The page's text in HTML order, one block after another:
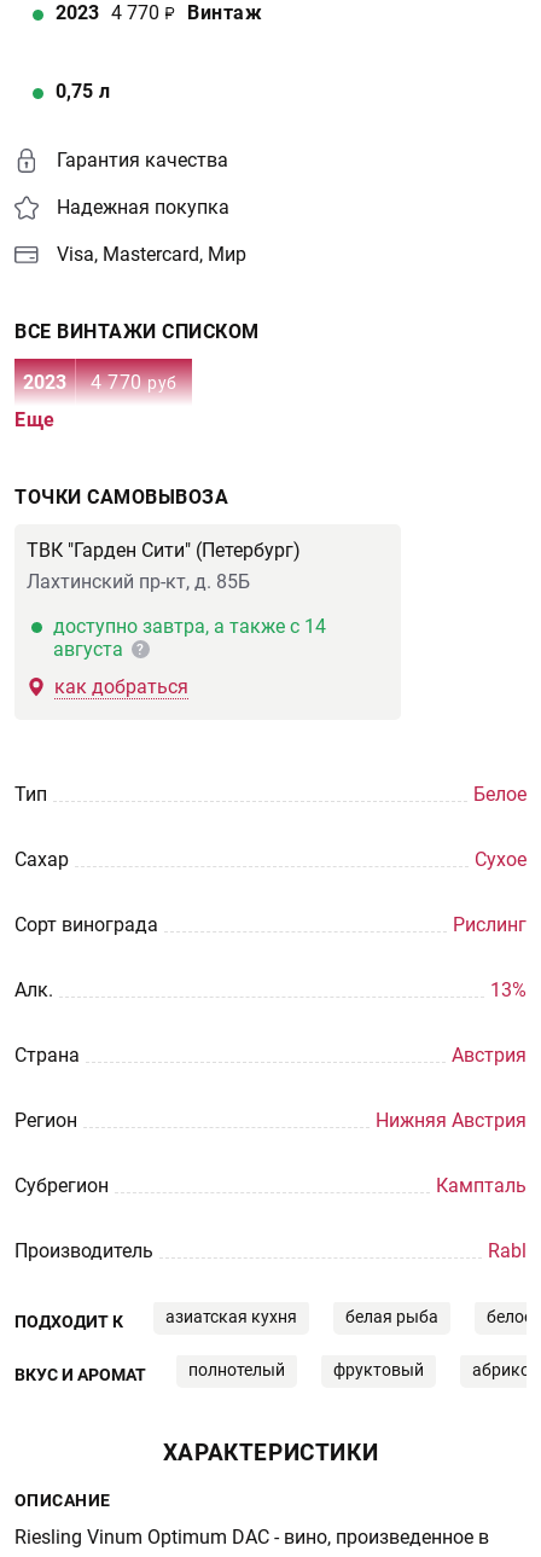
2023 4 770 Винтаж
0,75 л
Гарантия качества
Надежная покупка
Visa, Mastercard, Мир
ВСЕ ВИНТАЖИ СПИСКОМ
2023 4 770руб
Еще
ТОЧКИ САМОВЫВОЗА
ТВК "Гарден Сити" (Петербург)
Лахтинский пр-кт, д. 85Б
доступно завтра, а также с 14
августа
?
как добраться
Тип Белое
Сахар Сухое
Сорт винограда Рислинг
Aлк. 13%
Страна Австрия
Регион Нижняя Австрия
Субрегион Кампталь
Производитель Rabl
ПОДХОДИТ К азиатская кухня белая рыба белое
ВКУС И АРОМАТ полнотелый фруктовый абрикос
ХАРАКТЕРИСТИКИ
ОПИСАНИЕ
Riesling Vinum Optimum DAC - вино, произведенное в